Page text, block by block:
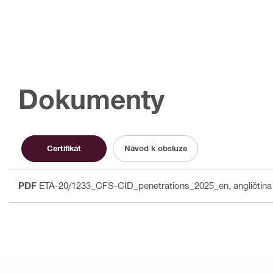
Dokumenty
Certifikát Návod k obsluze
PDF ETA-20/1233_CFS-CID_penetrations_2025_en , angličtina